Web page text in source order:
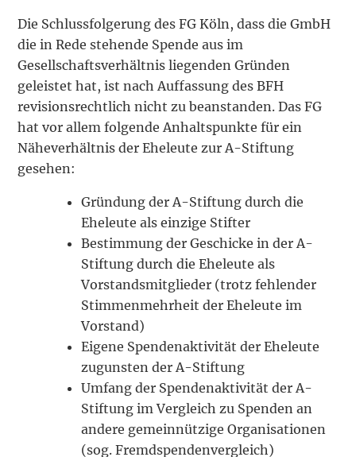
Die Schlussfolgerung des FG Köln, dass die GmbH
die in Rede stehende Spende aus im
Gesellschaftsverhältnis liegenden Gründen
geleistet hat, ist nach Auffassung des BFH
revisionsrechtlich nicht zu beanstanden. Das FG
hat vor allem folgende Anhaltspunkte für ein
Näheverhältnis der Eheleute zur A-Stiftung
gesehen:
Gründung der A-Stiftung durch die
Eheleute als einzige Stifter
Bestimmung der Geschicke in der A-
Stiftung durch die Eheleute als
Vorstandsmitglieder (trotz fehlender
Stimmenmehrheit der Eheleute im
Vorstand)
Eigene Spendenaktivität der Eheleute
zugunsten der A-Stiftung
Umfang der Spendenaktivität der A-
Stiftung im Vergleich zu Spenden an
andere gemeinnützige Organisationen
(sog. Fremdspendenvergleich)